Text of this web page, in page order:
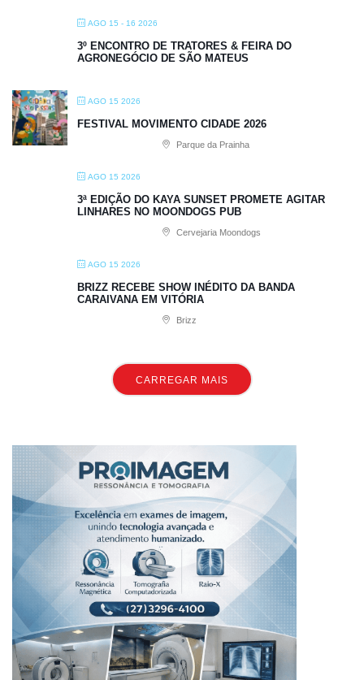
AGO 15 - 16 2026
3º ENCONTRO DE TRATORES & FEIRA DO
AGRONEGÓCIO DE SÃO MATEUS
AGO 15 2026
FESTIVAL MOVIMENTO CIDADE 2026
Parque da Prainha
AGO 15 2026
3ª EDIÇÃO DO KAYA SUNSET PROMETE AGITAR
LINHARES NO MOONDOGS PUB
Cervejaria Moondogs
AGO 15 2026
BRIZZ RECEBE SHOW INÉDITO DA BANDA
CARAIVANA EM VITÓRIA
Brizz
CARREGAR MAIS